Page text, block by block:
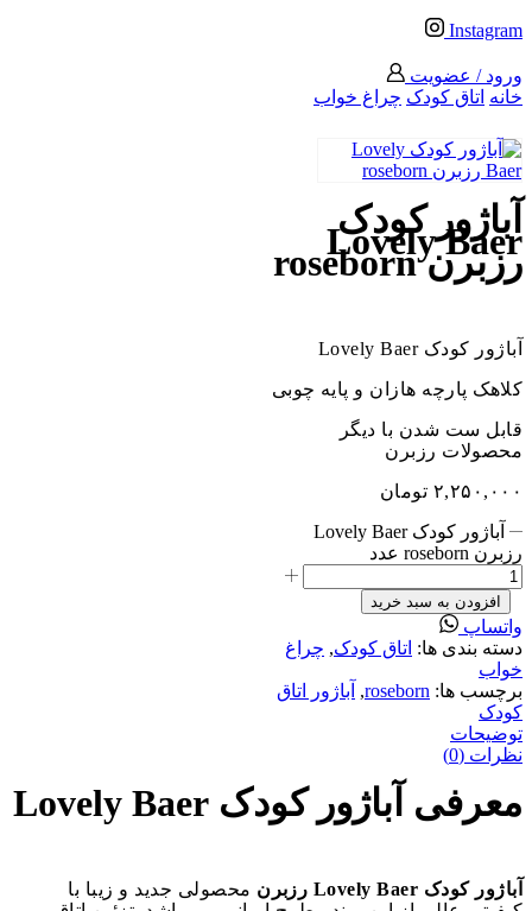
Instagram
ورود / عضویت
خانه اتاق کودک چراغ خواب
آباژور کودک
Lovely Baer
رزبرن roseborn
آباژور کودک Lovely Baer
کلاهک پارچه هازان و پایه چوبی
قابل ست شدن با دیگر
محصولات رزبرن
۲,۲۵۰,۰۰۰ تومان
آباژور کودک Lovely Baer
رزبرن roseborn عدد
افزودن به سبد خرید
واتساپ
دسته بندی ها: اتاق کودک, چراغ
خواب
برچسب ها: roseborn
, آباژور اتاق
کودک
توضیحات
نظرات (0)
معرفی آباژور کودک Lovely Baer
آباژور کودک Lovely Baer رزبرن
محصولی جدید و زیبا با